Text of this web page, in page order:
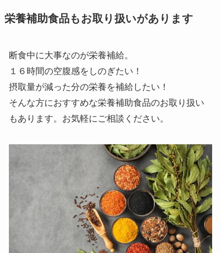
栄養補助食品もお取り扱いがあります
断食中に大事なのが栄養補給。
１６時間の空腹感をしのぎたい！
摂取量が減った分の栄養を補給したい！
そんな方におすすめな栄養補助食品のお取り扱い
もあります。お気軽にご相談ください。